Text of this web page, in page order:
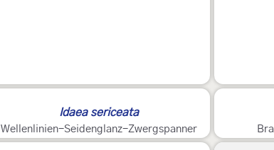
Idaea sericeata
Wellenlinien-Seidenglanz-Zwergspanner